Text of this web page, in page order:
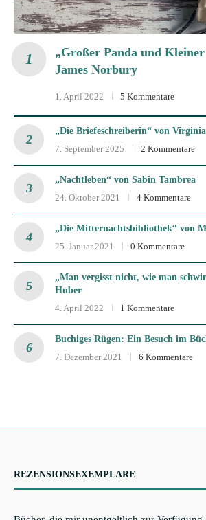
„Großer Panda und
James Norbury
1. April 2022 5 Kommentare
„Die Briefeschreiberin“ von
7. September 2025
2 Kommentare
„Nachtleben“ von Sabin Tambrea
24. Oktober 2021
4 Kommentare
„Die Mitternachtsbibliothek“ von
25. Januar 2021
0 Kommentare
„Man vergisst nicht, wie man
Huber
4. April 2022
1 Kommentare
Buchiges Rügen: Ein Besuch im
7. Dezember 2021
6 Kommentare
REZENSIONSEXEMPLARE